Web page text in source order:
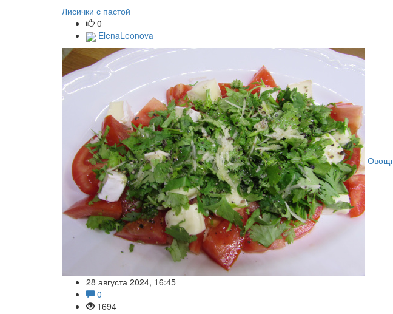
Лисички с пастой
0
ElenaLeonova
28 августа 2024, 16:45
0
1694